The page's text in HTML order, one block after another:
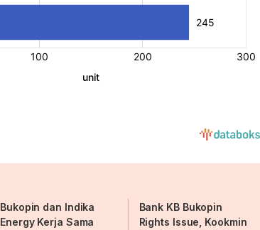
Bukopin dan Indika
Energy Kerja Sama
Bank KB Bukopin
Rights Issue, Kookmin